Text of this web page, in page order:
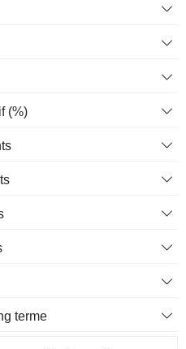
(%)
terme